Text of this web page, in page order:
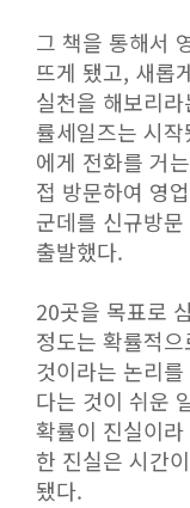
그 책을 통해서
뜨게 됐고, 새롭
실천을 해보리
률세일즈는 시
에게 전화를 거
접 방문하여 영
군데를 신규방
출발했다.
20곳을 목표로
정도는 확률적
것이라는 논리
다는 것이 쉬운
확률이 진실이
한 진실은 시간
됐다.